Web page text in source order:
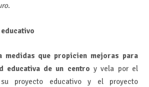
.
medidas que propicien mejoras para
educativa de un centro y vela por el
proyecto educativo y el proyecto